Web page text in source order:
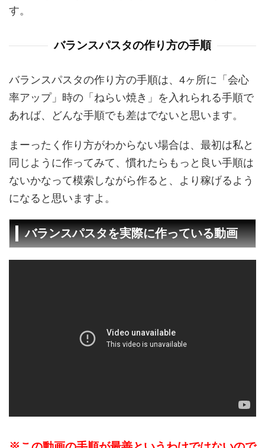
す。
バランスパスタの作り方の手順
バランスパスタの作り方の手順は、4ヶ所に「会心
率アップ」時の「ねらい焼き」を入れられる手順で
あれば、どんな手順でも差はでないと思います。
まーったく作り方がわからない場合は、最初は私と
同じように作ってみて、慣れたらもっと良い手順は
ないかなって模索しながら作ると、より稼げるよう
になると思いますよ。
バランスパスタを実際に作っている動画